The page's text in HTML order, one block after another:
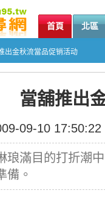
首頁 北區
出金秋流當品促销活动
當舖推出
09-10 17:50:22
琅滿目的打折潮
備。